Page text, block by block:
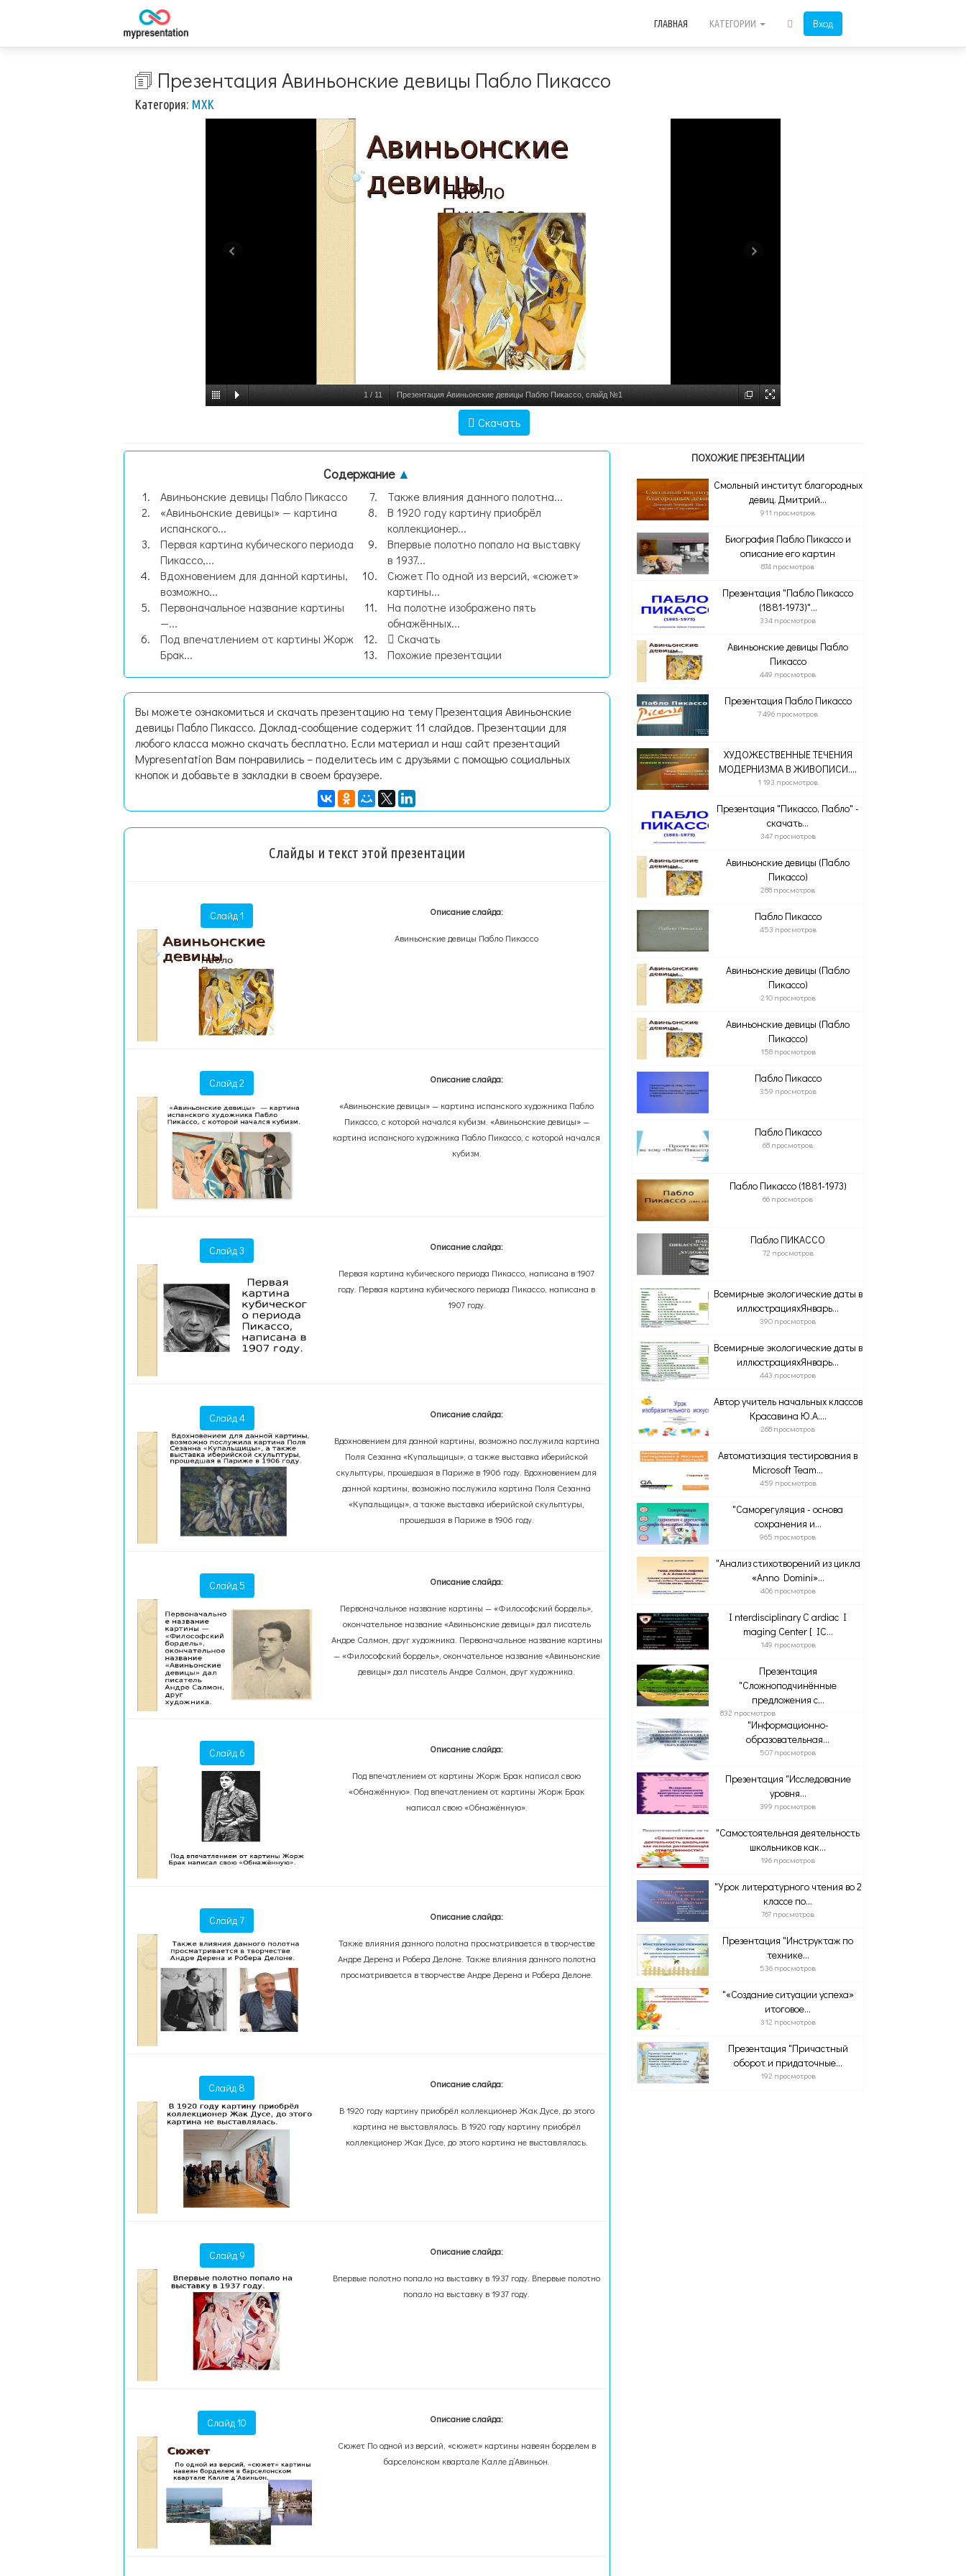
Вход
ГЛАВНАЯ КАТЕГОРИИ
🗊 Презентация Авиньонские девицы Пабло Пикассо
Категория: МХК
1 / 11 Презентация Авиньонские девицы Пабло Пикассо, слайд №1
Скачать
Содержание ▲
Авиньонские девицы Пабло Пикассо
«Авиньонские девицы» — картина
испанского...
Первая картина кубического периода
Пикассо,...
Вдохновением для данной картины,
возможно...
Первоначальное название картины
—...
Под впечатлением от картины Жорж
Брак...
Также влияния данного полотна...
В 1920 году картину приобрёл
коллекционер...
Впервые полотно попало на выставку
в 1937...
Сюжет По одной из версий, «сюжет»
картины...
На полотне изображено пять
обнажённых...
Скачать
Похожие презентации
Вы можете ознакомиться и скачать презентацию на тему Презентация Авиньонские
девицы Пабло Пикассо. Доклад-сообщение содержит 11 слайдов. Презентации для
любого класса можно скачать бесплатно. Если материал и наш сайт презентаций
Mypresentation Вам понравились – поделитесь им с друзьями с помощью социальных
кнопок и добавьте в закладки в своем браузере.
Слайды и текст этой презентации
Слайд 1 Описание слайда:
Авиньонские девицы Пабло Пикассо
Слайд 2 Описание слайда:
«Авиньонские девицы» — картина испанского художника Пабло
Пикассо, с которой начался кубизм. «Авиньонские девицы» —
картина испанского художника Пабло Пикассо, с которой начался
кубизм.
Слайд 3 Описание слайда:
Первая картина кубического периода Пикассо, написана в 1907
году. Первая картина кубического периода Пикассо, написана в
1907 году.
Слайд 4 Описание слайда:
Вдохновением для данной картины, возможно послужила картина
Поля Сезанна «Купальщицы», а также выставка иберийской
скульптуры, прошедшая в Париже в 1906 году. Вдохновением для
данной картины, возможно послужила картина Поля Сезанна
«Купальщицы», а также выставка иберийской скульптуры,
прошедшая в Париже в 1906 году.
Слайд 5 Описание слайда:
Первоначальное название картины — «Философский бордель»,
окончательное название «Авиньонские девицы» дал писатель
Андре Салмон, друг художника. Первоначальное название картины
— «Философский бордель», окончательное название «Авиньонские
девицы» дал писатель Андре Салмон, друг художника.
Слайд 6 Описание слайда:
Под впечатлением от картины Жорж Брак написал свою
«Обнажённую». Под впечатлением от картины Жорж Брак
написал свою «Обнажённую».
Слайд 7 Описание слайда:
Также влияния данного полотна просматривается в творчестве
Андре Дерена и Робера Делоне. Также влияния данного полотна
просматривается в творчестве Андре Дерена и Робера Делоне.
Слайд 8 Описание слайда:
В 1920 году картину приобрёл коллекционер Жак Дусе, до этого
картина не выставлялась. В 1920 году картину приобрёл
коллекционер Жак Дусе, до этого картина не выставлялась.
Слайд 9 Описание слайда:
Впервые полотно попало на выставку в 1937 году. Впервые полотно
попало на выставку в 1937 году.
Слайд 10 Описание слайда:
Сюжет По одной из версий, «сюжет» картины навеян борделем в
барселонском квартале Калле д’Авиньон.
ПОХОЖИЕ ПРЕЗЕНТАЦИИ
Смольный институт благородных
девиц. Дмитрий...
911 просмотров
Биография Пабло Пикассо и
описание его картин
874 просмотров
Презентация "Пабло Пикассо
(1881-1973)"...
334 просмотров
Авиньонские девицы Пабло
Пикассо
449 просмотров
Презентация Пабло Пикассо
7 496 просмотров
ХУДОЖЕСТВЕННЫЕ ТЕЧЕНИЯ
МОДЕРНИЗМА В ЖИВОПИСИ....
1 193 просмотров
Презентация "Пикассо, Пабло" -
скачать...
347 просмотров
Авиньонские девицы (Пабло
Пикассо)
288 просмотров
Пабло Пикассо
453 просмотров
Авиньонские девицы (Пабло
Пикассо)
210 просмотров
Авиньонские девицы (Пабло
Пикассо)
158 просмотров
Пабло Пикассо
359 просмотров
Пабло Пикассо
68 просмотров
Пабло Пикассо (1881-1973)
66 просмотров
Пабло ПИКАССО
72 просмотров
Всемирные экологические даты в
иллюстрацияхЯнварь...
390 просмотров
Всемирные экологические даты в
иллюстрацияхЯнварь...
443 просмотров
Автор учитель начальных классов
Красавина Ю.А....
268 просмотров
Автоматизация тестирования в
Microsoft Team...
459 просмотров
"Саморегуляция - основа
сохранения и...
965 просмотров
"Анализ стихотворений из цикла
«Anno Domini»...
406 просмотров
I nterdisciplinary C ardiac I
maging Center [ IC...
149 просмотров
Презентация
"Сложноподчинённые
предложения с...
832 просмотров
"Информационно-
образовательная...
507 просмотров
Презентация "Исследование
уровня...
399 просмотров
"Самостоятельная деятельность
школьников как...
196 просмотров
"Урок литературного чтения во 2
классе по...
767 просмотров
Презентация "Инструктаж по
технике...
536 просмотров
"«Создание ситуации успеха»
итоговое...
312 просмотров
Презентация "Причастный
оборот и придаточные...
192 просмотров